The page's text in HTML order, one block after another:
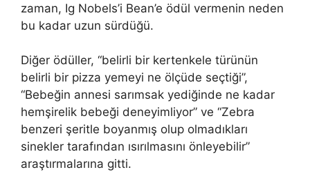
zaman, Ig Nobels’i Bean’e ödül vermenin neden
bu kadar uzun sürdüğü.
Diğer ödüller, “belirli bir kertenkele türünün
belirli bir pizza yemeyi ne ölçüde seçtiği”,
“Bebeğin annesi sarımsak yediğinde ne kadar
hemşirelik bebeği deneyimliyor” ve “Zebra
benzeri şeritle boyanmış olup olmadıkları
sinekler tarafından ısırılmasını önleyebilir”
araştırmalarına gitti.